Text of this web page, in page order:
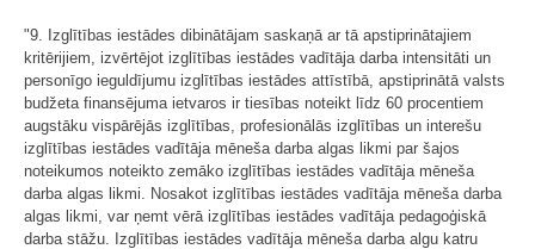
"9. Izglītības iestādes dibinātājam saskaņā ar tā apstiprinātajiem
kritērijiem, izvērtējot izglītības iestādes vadītāja darba intensitāti un
personīgo ieguldījumu izglītības iestādes attīstībā, apstiprinātā valsts
budžeta finansējuma ietvaros ir tiesības noteikt līdz 60 procentiem
augstāku vispārējās izglītības, profesionālās izglītības un interešu
izglītības iestādes vadītāja mēneša darba algas likmi par šajos
noteikumos noteikto zemāko izglītības iestādes vadītāja mēneša
darba algas likmi. Nosakot izglītības iestādes vadītāja mēneša darba
algas likmi, var ņemt vērā izglītības iestādes vadītāja pedagoģiskā
darba stāžu. Izglītības iestādes vadītāja mēneša darba algu katru